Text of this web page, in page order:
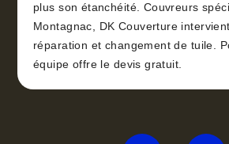
plus son étanchéité. Couvreurs
Montagnac, DK Couverture
réparation et changement de tuile.
équipe offre le devis gratuit.